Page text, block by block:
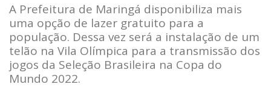
A Prefeitura de Maringá disponibiliza mais
uma opção de lazer gratuito para a
população. Dessa vez será a instalação de um
telão na Vila Olímpica para a transmissão dos
jogos da Seleção Brasileira na Copa do
Mundo 2022.